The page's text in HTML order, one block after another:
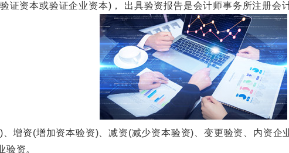
证资本或验证企业资本)， 出具验资报告是会计师事务所注册会
资(增加资本验资)、减资(减少资本验资)、变更验资、内资企
验资。